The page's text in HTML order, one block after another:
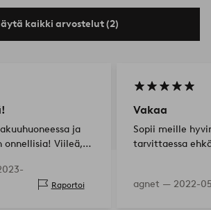
kaikki arvostelut (2)
ja
Viileä,
Raportoi
Vakaa
Sopii meille
tarvittaessa
agnet — 2022-